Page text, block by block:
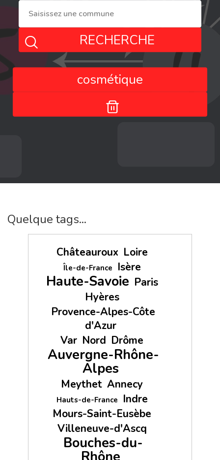
RECHERCHE
cosmétique
Quelque tags...
Châteauroux Loire
Île-de-France Isère
Haute-Savoie Paris
Hyères
Provence-Alpes-Côte
d'Azur
Var Nord Drôme
Auvergne-Rhône-
Alpes
Meythet Annecy
Hauts-de-France
Indre
Mours-Saint-Eusèbe
Villeneuve-d'Ascq
Bouches-du-